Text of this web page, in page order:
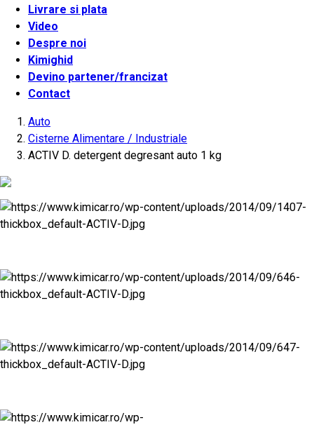
Livrare si plata
Video
Despre noi
Kimighid
Devino partener/francizat
Contact
Auto
Cisterne Alimentare / Industriale
ACTIV D. detergent degresant auto 1 kg